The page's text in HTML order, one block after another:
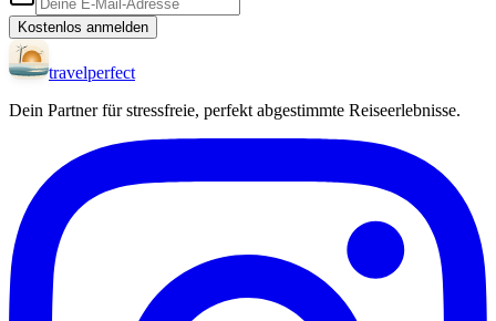
Kostenlos anmelden
travelperfect
Dein Partner für stressfreie, perfekt abgestimmte Reiseerlebnisse.